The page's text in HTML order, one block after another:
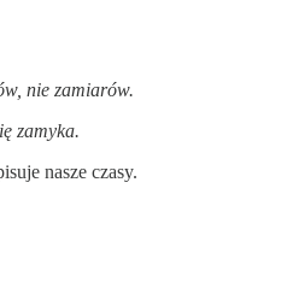
nie zamiarów.
zamyka.
nasze czasy.